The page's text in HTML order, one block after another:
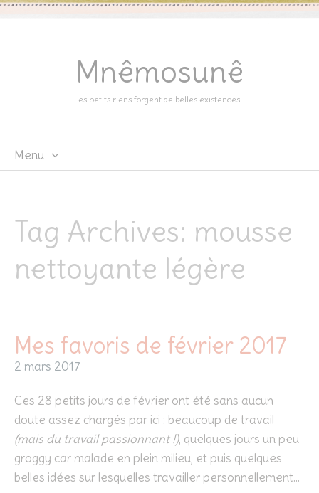
Mnêmosunê
Les petits riens forgent de belles existences…
Menu
Tag Archives: mousse
nettoyante légère
Mes favoris de février 2017
2 mars 2017
Ces 28 petits jours de février ont été sans aucun
doute assez chargés par ici : beaucoup de travail
(mais du travail passionnant !), quelques jours un peu
groggy car malade en plein milieu, et puis quelques
belles idées sur lesquelles travailler personnellement…